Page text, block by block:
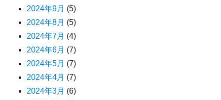
2024年9月 (5)
2024年8月 (5)
2024年7月 (4)
2024年6月 (7)
2024年5月 (7)
2024年4月 (7)
2024年3月 (6)